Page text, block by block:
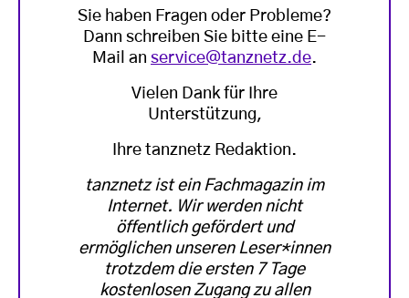
Sie haben Fragen oder Probleme?
Dann schreiben Sie bitte eine E-
Mail an service@tanznetz.de.
Vielen Dank für Ihre
Unterstützung,
Ihre tanznetz Redaktion.
tanznetz ist ein Fachmagazin im
Internet. Wir werden nicht
öffentlich gefördert und
ermöglichen unseren Leser*innen
trotzdem die ersten 7 Tage
kostenlosen Zugang zu allen